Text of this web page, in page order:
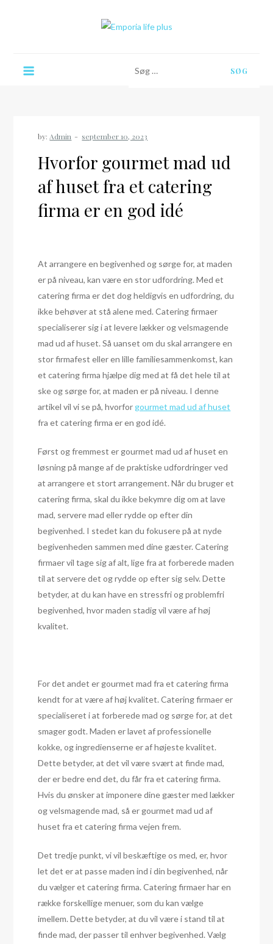
efter:
by:Admin
Hvorfor gourmet mad ud
af huset fra et catering
firma er en god idé
At arrangere en begivenhed og sørge for, at maden
er på niveau, kan være en stor udfordring. Med et
catering firma er det dog heldigvis en udfordring, du
ikke behøver at stå alene med. Catering firmaer
specialiserer sig i at levere lækker og velsmagende
mad ud af huset. Så uanset om du skal arrangere en
stor firmafest eller en lille familiesammenkomst, kan
et catering firma hjælpe dig med at få det hele til at
ske og sørge for, at maden er på niveau. I denne
artikel vil vi se på, hvorfor gourmet mad ud af huset
fra et catering firma er en god idé.
Først og fremmest er gourmet mad ud af huset en
løsning på mange af de praktiske udfordringer ved
at arrangere et stort arrangement. Når du bruger et
catering firma, skal du ikke bekymre dig om at lave
mad, servere mad eller rydde op efter din
begivenhed. I stedet kan du fokusere på at nyde
begivenheden sammen med dine gæster. Catering
firmaer vil tage sig af alt, lige fra at forberede maden
til at servere det og rydde op efter sig selv. Dette
betyder, at du kan have en stressfri og problemfri
begivenhed, hvor maden stadig vil være af høj
kvalitet.
For det andet er gourmet mad fra et catering firma
kendt for at være af høj kvalitet. Catering firmaer er
specialiseret i at forberede mad og sørge for, at det
smager godt. Maden er lavet af professionelle
kokke, og ingredienserne er af højeste kvalitet.
Dette betyder, at det vil være svært at finde mad,
der er bedre end det, du får fra et catering firma.
Hvis du ønsker at imponere dine gæster med lækker
og velsmagende mad, så er gourmet mad ud af
huset fra et catering firma vejen frem.
Det tredje punkt, vi vil beskæftige os med, er, hvor
let det er at passe maden ind i din begivenhed, når
du vælger et catering firma. Catering firmaer har en
række forskellige menuer, som du kan vælge
imellem. Dette betyder, at du vil være i stand til at
finde mad, der passer til enhver begivenhed. Vælg